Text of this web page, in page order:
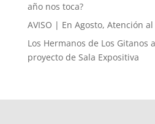
año nos toca?
AVISO | En Agosto, Atención
Los Hermanos de Los
proyecto de Sala Expositiva